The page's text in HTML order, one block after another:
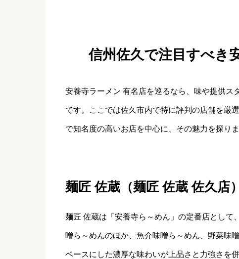
信州佐久で注目すべき
安養寺ラーメン 有名店を巡るなら、味や提供ス
です。ここでは佐久市内で特に評判の店舗を厳
で知名度の高いお店を中心に、その魅力を探りま
麺匠 佐蔵（麺匠 佐蔵 佐久店
麺匠 佐蔵は「安養寺ら～めん」の定番店として
噌ら～めんのほか、魚介味噌ら～めん、野菜味
ベースにした濃厚な味わいが上品さと力強さを